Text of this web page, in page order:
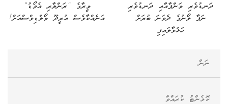
ދަނޑުވެރި މަންފާއާއި ދަނޑުވެރި
ނަފާ ލޯނުގެ ދެވަނަ ބުރަށް
ހުޅުވާލައިފި
މީރާގެ “ރަންލާރި އެވޯޑު”
އަނެއްކާވެސް އުރީދޫ މޯލްޑިވްސްއަށް!